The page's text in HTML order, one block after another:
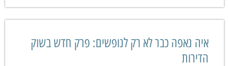
איה נאפה כבר לא רק לנופשים: פרק חדש בשוק
הדירות